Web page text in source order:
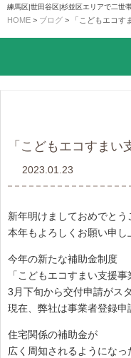
練馬区|世田谷区|杉並区エリアで二世
HOME > ブログ > 「こどもエコ
「こどもエコすま
2023.01.23
新年明けましておめでとう
本年もよろしくお願い申し
今年の新たな補助金制度
「こどもエコすまい支援事
3月下旬から交付申請がス
現在、弊社は事業者登録申
住宅関係の補助金が
広く周知されるようになっ